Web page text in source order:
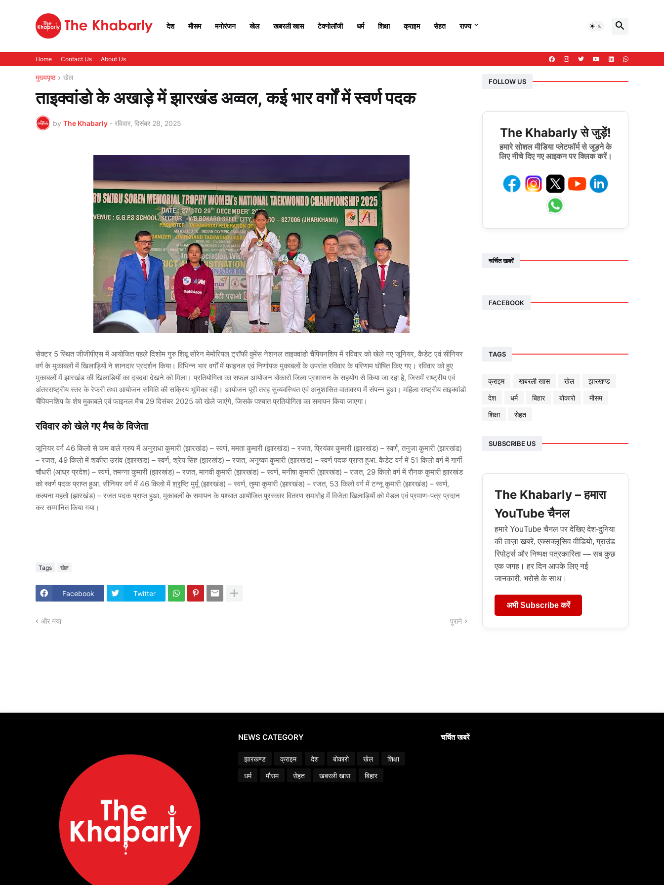
देश मौसम मनोरंजन खेल खबरली खास टेक्नोलॉजी धर्म शिक्षा क्राइम सेहत राज्य
Home Contact Us About Us
मुख्यपृष्ठ खेल
ताइक्वांडो के अखाड़े में झारखंड अव्वल, कई भार वर्गों में स्वर्ण पदक
by The Khabarly - रविवार, दिसंबर 28, 2025
सेक्टर 5 स्थित जीजीपीएस में आयोजित पहले दिशोम गुरु शिबू सोरेन मेमोरियल ट्रॉफी वुमेंस नेशनल ताइक्वांडो चैंपियनशिप में रविवार को खेले गए जूनियर, कैडेट एवं सीनियर
वर्ग के मुकाबलों में खिलाड़ियों ने शानदार प्रदर्शन किया। विभिन्न भार वर्गों में फाइनल एवं निर्णायक मुकाबलों के उपरांत रविवार के परिणाम घोषित किए गए। रविवार को हुए
मुकाबलों में झारखंड की खिलाड़ियों का दबदबा देखने को मिला। प्रतियोगिता का सफल आयोजन बोकारो जिला प्रशासन के सहयोग से किया जा रहा है, जिसमें राष्ट्रीय एवं
अंतरराष्ट्रीय स्तर के रेफरी तथा आयोजन समिति की सक्रिय भूमिका रही। आयोजन पूरी तरह सुव्यवस्थित एवं अनुशासित वातावरण में संपन्न हुआ। महिला राष्ट्रीय ताइक्वांडो
चैंपियनशिप के शेष मुकाबले एवं फाइनल मैच 29 दिसंबर 2025 को खेले जाएंगे, जिसके पश्चात प्रतियोगिता का समापन किया जाएगा।
रविवार को खेले गए मैच के विजेता
जूनियर वर्ग 46 किलो से कम वाले ग्रुप में अनुराधा कुमारी (झारखंड) – स्वर्ण, ममता कुमारी (झारखंड) – रजत, प्रियंका कुमारी (झारखंड) – स्वर्ण, तनुजा कुमारी (झारखंड)
– रजत, 49 किलो में शकीरा उरांव (झारखंड) – स्वर्ण, श्रेय सिंह (झारखंड) – रजत, अनुष्का कुमारी (झारखंड) – स्वर्ण पदक प्राप्त हुआ. कैडेट वर्ग में 51 किलो वर्ग में गार्गी
चौधरी (आंध्र प्रदेश) – स्वर्ण, तमन्ना कुमारी (झारखंड) – रजत, मानवी कुमारी (झारखंड) – स्वर्ण, मनीषा कुमारी (झारखंड) – रजत, 29 किलो वर्ग में रौनक कुमारी झारखंड
को स्वर्ण पदक प्राप्त हुआ. सीनियर वर्ग में 46 किलो में श्रृष्टि मुर्मू (झारखंड) – स्वर्ण, तुम्पा कुमारी (झारखंड) – रजत, 53 किलो वर्ग में टन्नू कुमारी (झारखंड) – स्वर्ण,
कल्पना महतो (झारखंड) – रजत पदक प्राप्त हुआ. मुकाबलों के समापन के पश्चात आयोजित पुरस्कार वितरण समारोह में विजेता खिलाड़ियों को मेडल एवं प्रमाण-पत्र प्रदान
कर सम्मानित किया गया।
Tags खेल
Facebook Twitter
और नया पुराने
FOLLOW US
The Khabarly से जुड़ें!
हमारे सोशल मीडिया प्लेटफॉर्म से जुड़ने के
लिए नीचे दिए गए आइकन पर क्लिक करें।
चर्चित खबरें
FACEBOOK
TAGS
क्राइम खबरली खास खेल
झारखण्ड
देश
धर्म बिहार बोकारो
मौसम
शिक्षा
सेहत
SUBSCRIBE US
The Khabarly – हमारा
YouTube चैनल
हमारे YouTube चैनल पर देखिए देश-दुनिया
की ताज़ा खबरें, एक्सक्लूसिव वीडियो, ग्राउंड
रिपोर्ट्स और निष्पक्ष पत्रकारिता — सब कुछ
एक जगह। हर दिन आपके लिए नई
जानकारी, भरोसे के साथ।
अभी Subscribe करें
NEWS CATEGORY
झारखण्ड क्राइम देश बोकारो खेल
शिक्षा
धर्म
मौसम सेहत खबरली खास बिहार
चर्चित खबरें